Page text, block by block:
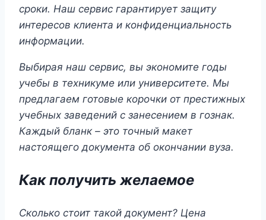
сроки. Наш сервис гарантирует защиту
интересов клиента и конфиденциальность
информации.
Выбирая наш сервис, вы экономите годы
учебы в техникуме или университете. Мы
предлагаем готовые корочки от престижных
учебных заведений с занесением в гознак.
Каждый бланк – это точный макет
настоящего документа об окончании вуза.
Как получить желаемое
Сколько стоит такой документ? Цена